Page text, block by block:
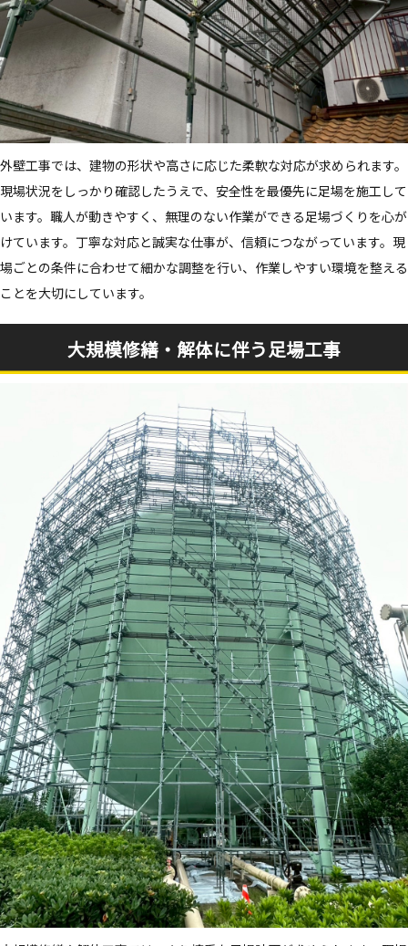
外壁工事では、建物の形状や高さに応じた柔軟な対応が求められます。
現場状況をしっかり確認したうえで、安全性を最優先に足場を施工して
います。職人が動きやすく、無理のない作業ができる足場づくりを心が
けています。丁寧な対応と誠実な仕事が、信頼につながっています。現
場ごとの条件に合わせて細かな調整を行い、作業しやすい環境を整える
ことを大切にしています。
大規模修繕・解体に伴う足場工事